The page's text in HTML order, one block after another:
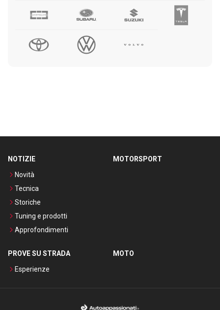
NOTIZIE
Novità
Tecnica
Storiche
Tuning e prodotti
Approfondimenti
MOTORSPORT
PROVE SU STRADA
Esperienze
MOTO